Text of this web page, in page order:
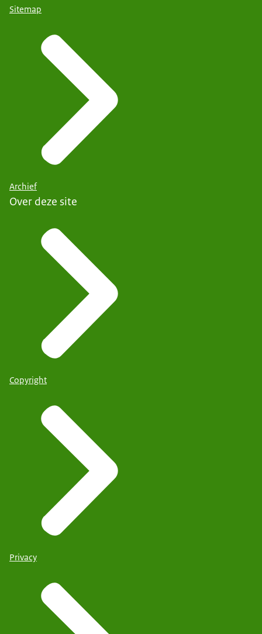
Sitemap
Archief
Over deze site
Copyright
Privacy